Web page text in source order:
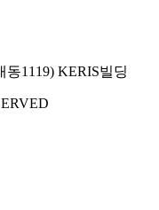
동1119) KERIS빌딩